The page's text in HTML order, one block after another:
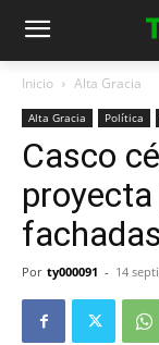
Inicio Alta Gracia
Alta Gracia Política
Casco
fachadas
Por ty000091 - 14